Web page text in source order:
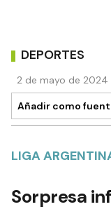
DEPORTES
2 de mayo de
Añadir como
LIGA
Sorpresa